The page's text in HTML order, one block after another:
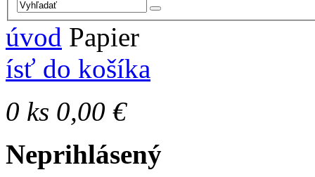
úvod Papier
ísť do košíka
0 ks 0,00 €
Neprihlásený